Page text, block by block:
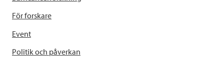
För forskare
Event
Politik och påverkan